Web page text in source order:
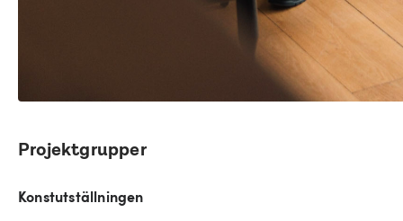
Projektgrupper
Konstutställningen